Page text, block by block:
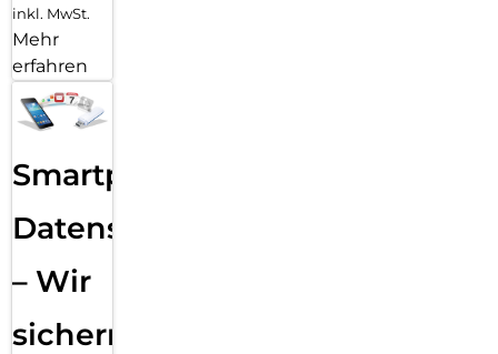
inkl. MwSt.
Mehr
erfahren
Smartphone
Datensicherung
– Wir
sichern